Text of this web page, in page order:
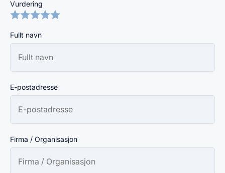
Vurdering
Fullt navn
E-postadresse
Firma / Organisasjon